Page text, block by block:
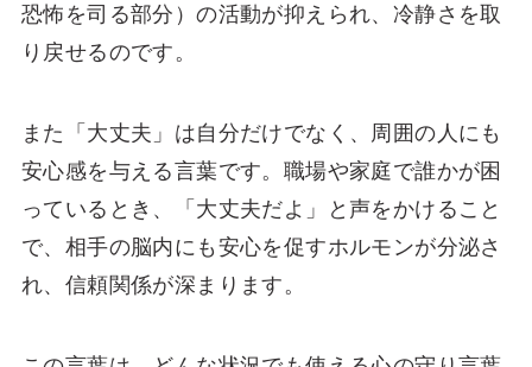
恐怖を司る部分）の活動が抑えられ、冷静さを取
り戻せるのです。
また「大丈夫」は自分だけでなく、周囲の人にも
安心感を与える言葉です。職場や家庭で誰かが困
っているとき、「大丈夫だよ」と声をかけること
で、相手の脳内にも安心を促すホルモンが分泌さ
れ、信頼関係が深まります。